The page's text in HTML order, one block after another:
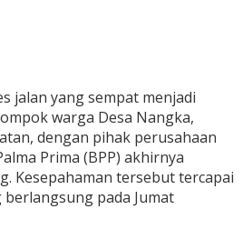
jalan yang sempat menjadi
warga Desa Nangka,
dengan pihak perusahaan
Prima (BPP) akhirnya
Kesepahaman tersebut tercapai
pada Jumat